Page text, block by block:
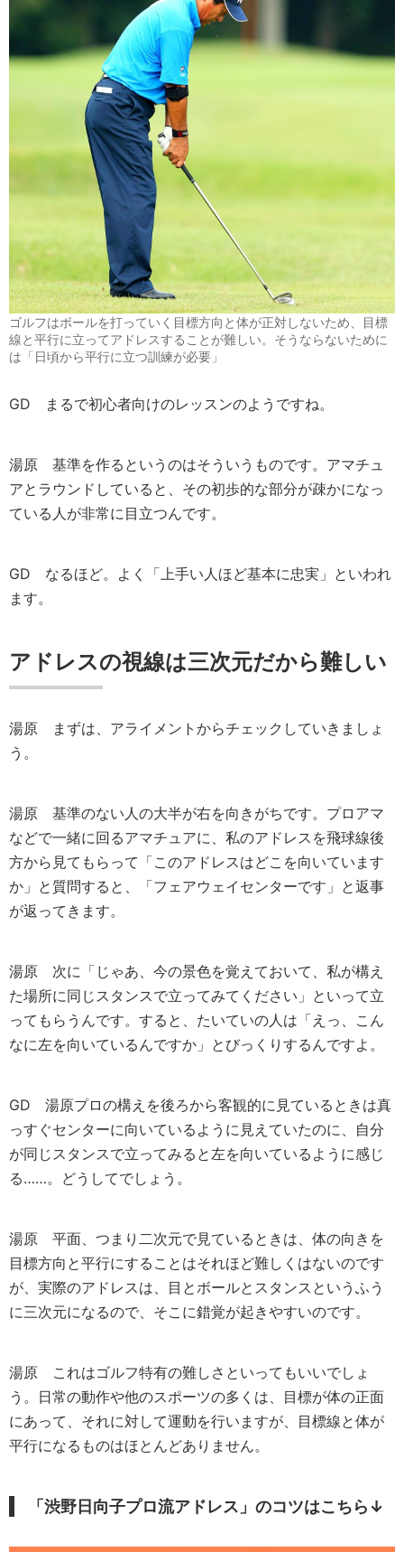
ゴルフはボールを打っていく目標方向と体が正対しないため、目標
線と平行に立ってアドレスすることが難しい。そうならないために
は「日頃から平行に立つ訓練が必要」
GD まるで初心者向けのレッスンのようですね。
湯原 基準を作るというのはそういうものです。アマチュ
アとラウンドしていると、その初歩的な部分が疎かになっ
ている人が非常に目立つんです。
GD なるほど。よく「上手い人ほど基本に忠実」といわれ
ます。
アドレスの視線は三次元だから難しい
湯原 まずは、アライメントからチェックしていきましょ
う。
湯原 基準のない人の大半が右を向きがちです。プロアマ
などで一緒に回るアマチュアに、私のアドレスを飛球線後
方から見てもらって「このアドレスはどこを向いています
か」と質問すると、「フェアウェイセンターです」と返事
が返ってきます。
湯原 次に「じゃあ、今の景色を覚えておいて、私が構え
た場所に同じスタンスで立ってみてください」といって立
ってもらうんです。すると、たいていの人は「えっ、こん
なに左を向いているんですか」とびっくりするんですよ。
GD 湯原プロの構えを後ろから客観的に見ているときは真
っすぐセンターに向いているように見えていたのに、自分
が同じスタンスで立ってみると左を向いているように感じ
る……。どうしてでしょう。
湯原 平面、つまり二次元で見ているときは、体の向きを
目標方向と平行にすることはそれほど難しくはないのです
が、実際のアドレスは、目とボールとスタンスというふう
に三次元になるので、そこに錯覚が起きやすいのです。
湯原 これはゴルフ特有の難しさといってもいいでしょ
う。日常の動作や他のスポーツの多くは、目標が体の正面
にあって、それに対して運動を行いますが、目標線と体が
平行になるものはほとんどありません。
「渋野日向子プロ流アドレス」のコツはこちら↓